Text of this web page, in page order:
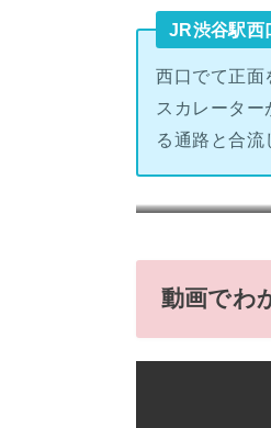
JR渋谷駅西
西口でて正面
スカレーター
る通路と合
動画でわ